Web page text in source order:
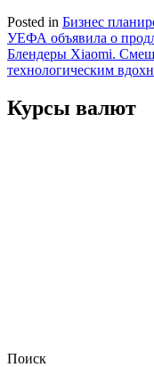
Posted in Бизнес
Навигация
по
УЕФА объявила о
Блендеры Xiaomi.
технологическим
Курсы валют
Поиск